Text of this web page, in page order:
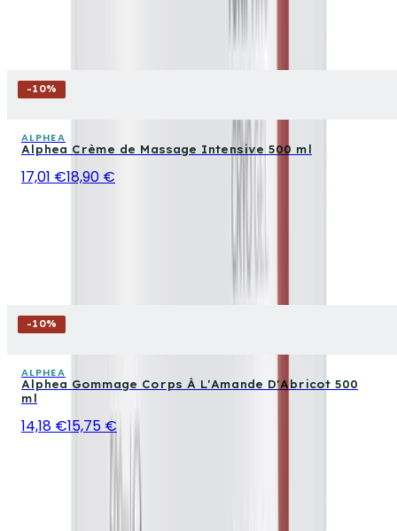
-10%
ALPHEA
Alphea Crème de Massage Intensive 500 ml
17,01 €18,90 €
-10%
ALPHEA
Alphea Gommage Corps À L'Amande D'Abricot 500
ml
14,18 €15,75 €